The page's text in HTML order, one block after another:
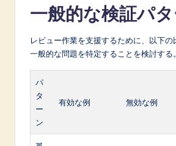
一般的な検証パ
レビュー作業を支援するために、以下の
一般的な問題を特定することを検討する。
パ
タ
ー
ン
有効な例 無効な例